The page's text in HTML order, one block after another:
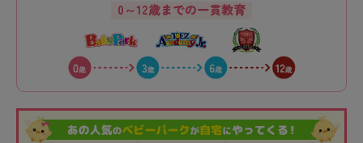
0～12歳までの一貫教育